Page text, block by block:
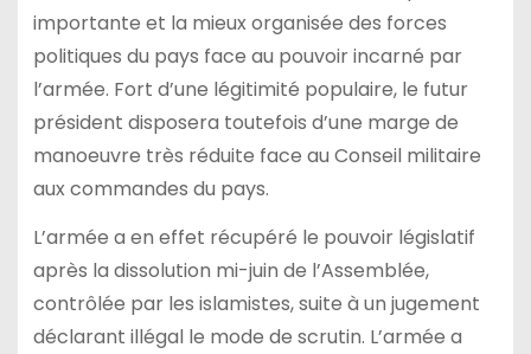
importante et la mieux organisée des forces
politiques du pays face au pouvoir incarné par
l’armée. Fort d’une légitimité populaire, le futur
président disposera toutefois d’une marge de
manoeuvre très réduite face au Conseil militaire
aux commandes du pays.
L’armée a en effet récupéré le pouvoir législatif
après la dissolution mi-juin de l’Assemblée,
contrôlée par les islamistes, suite à un jugement
déclarant illégal le mode de scrutin. L’armée a